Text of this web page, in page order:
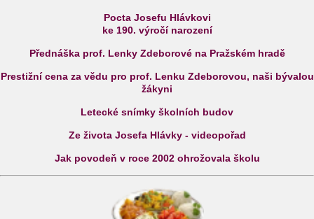
Pocta Josefu Hlávkovi
ke 190. výročí narození
Přednáška prof. Lenky Zdeborové na Pražském hradě
Prestižní cena za vědu pro prof. Lenku Zdeborovou, naši bývalou
žákyni
Letecké snímky školních budov
Ze života Josefa Hlávky - videopořad
Jak povodeň v roce 2002 ohrožovala školu